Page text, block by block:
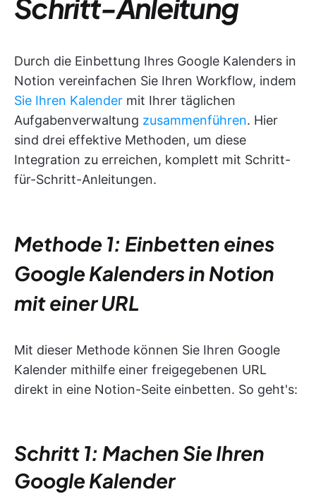
Schritt-Anleitung
Durch die Einbettung Ihres Google Kalenders in
Notion vereinfachen Sie Ihren Workflow, indem
Sie Ihren Kalender mit Ihrer täglichen
Aufgabenverwaltung zusammenführen. Hier
sind drei effektive Methoden, um diese
Integration zu erreichen, komplett mit Schritt-
für-Schritt-Anleitungen.
Methode 1: Einbetten eines
Google Kalenders in Notion
mit einer URL
Mit dieser Methode können Sie Ihren Google
Kalender mithilfe einer freigegebenen URL
direkt in eine Notion-Seite einbetten. So geht's:
Schritt 1: Machen Sie Ihren
Google Kalender